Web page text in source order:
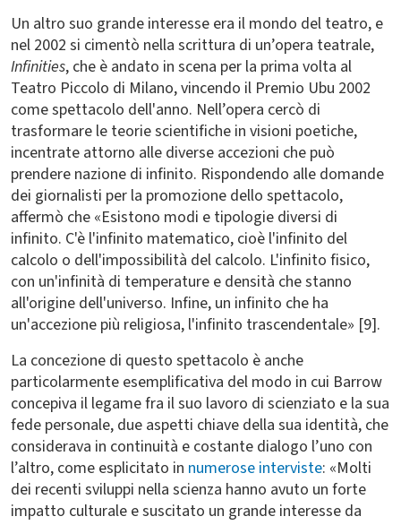
Un altro suo grande interesse era il mondo del teatro, e
nel 2002 si cimentò nella scrittura di un’opera teatrale,
Infinities, che è andato in scena per la prima volta al
Teatro Piccolo di Milano, vincendo il Premio Ubu 2002
come spettacolo dell'anno. Nell’opera cercò di
trasformare le teorie scientifiche in visioni poetiche,
incentrate attorno alle diverse accezioni che può
prendere nazione di infinito. Rispondendo alle domande
dei giornalisti per la promozione dello spettacolo,
affermò che «Esistono modi e tipologie diversi di
infinito. C'è l'infinito matematico, cioè l'infinito del
calcolo o dell'impossibilità del calcolo. L'infinito fisico,
con un'infinità di temperature e densità che stanno
all'origine dell'universo. Infine, un infinito che ha
un'accezione più religiosa, l'infinito trascendentale» [9].
La concezione di questo spettacolo è anche
particolarmente esemplificativa del modo in cui Barrow
concepiva il legame fra il suo lavoro di scienziato e la sua
fede personale, due aspetti chiave della sua identità, che
considerava in continuità e costante dialogo l’uno con
l’altro, come esplicitato in numerose interviste: «Molti
dei recenti sviluppi nella scienza hanno avuto un forte
impatto culturale e suscitato un grande interesse da